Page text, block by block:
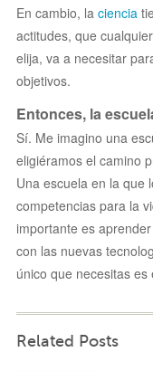
En cambio, la ciencia
actitudes, que
elija, va a necesitar
objetivos.
Entonces, la
Sí. Me imagino una
eligiéramos el camino
Una escuela en la que
competencias para la
importante es
con las nuevas
único que necesitas
Related Posts